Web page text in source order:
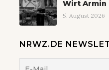
Wirt Armin
5. August 2026
NRWZ.DE